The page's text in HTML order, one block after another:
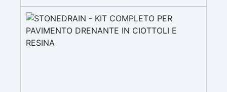
vernici e finiture: non lascia aloni né difetti
risultati professionali in pochi passaggi.